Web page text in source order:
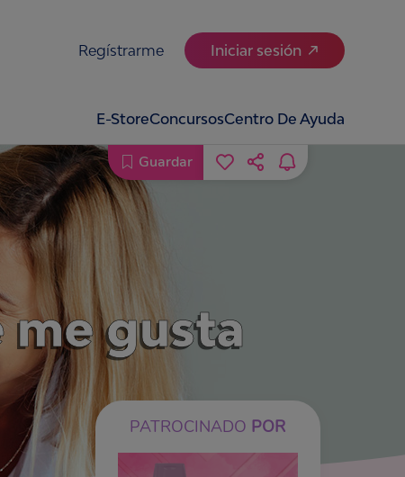
Regístrarme Iniciar sesión
E-StoreConcursosCentro De Ayuda
me gusta
PATROCINADO POR
Guardar